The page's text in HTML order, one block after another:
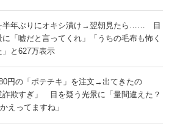
半年ぶりにオキシ漬け→翌朝見たら…… 目
に「嘘だと言ってくれ」「うちの毛布も怖く
」と627万表示
円の「ポテチキ」を注文→出てきたの
欺すぎ」 目を疑う光景に「量間違えた？
えってますね」